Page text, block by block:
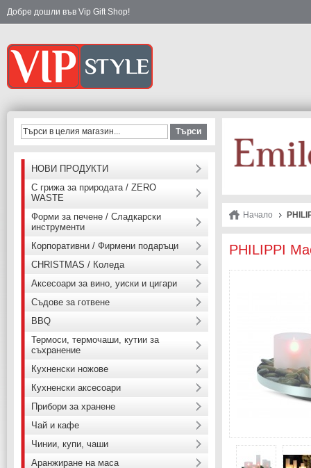
Добре дошли във Vip Gift Shop!
Начало
PHILIPPI
Търси
НОВИ ПРОДУКТИ
С грижа за природата / ZERO
WASTE
Форми за печене / Сладкарски
инструменти
Корпоративни / Фирмени подаръци
CHRISTMAS / Коледа
Аксесоари за вино, уиски и цигари
Съдове за готвене
BBQ
Термоси, термочаши, кутии за
съхранение
Кухненски ножове
Кухненски аксесоари
Прибори за хранене
Чай и кафе
Чинии, купи, чаши
Аранжиране на маса